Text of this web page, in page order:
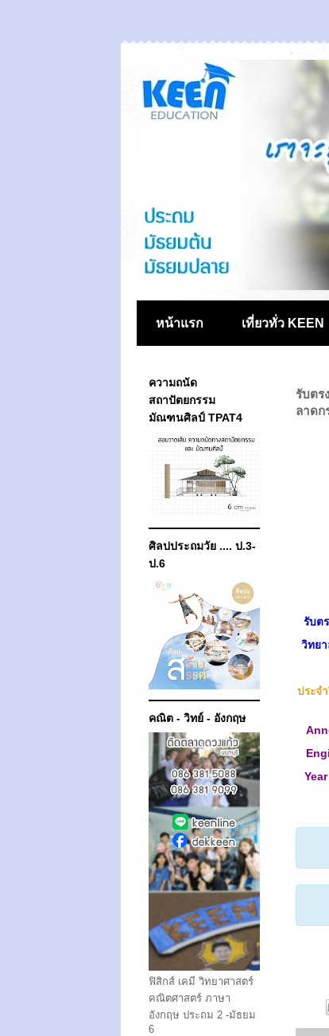
หน้าแรก เที่ยวทั่ว KEEN
รับตร
ลาดก
รับต
วิทย
ประจ
ความถนัด
สถาปัตยกรรม
มัณฑนศิลป์ TPAT4
ศิลปประถมวัย .... ป.3-
ป.6
คณิต - วิทย์ - อังกฤษ
ฟิสิกส์ เคมี วิทยาศาสตร์
คณิตศาสตร์ ภาษา
อังกฤษ ประถม 2 -มัธยม
6